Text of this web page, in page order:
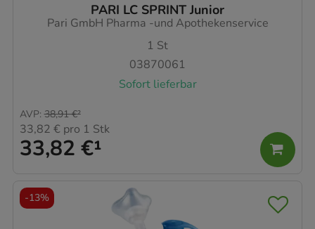
PARI LC SPRINT Junior
Pari GmbH Pharma -und Apothekenservice
1 St
03870061
Sofort lieferbar
33,82 €¹
AVP: 38,91 €²
33,82 € pro 1 Stk
-13%